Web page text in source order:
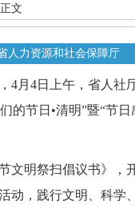
文
人力资源和社会保障厅
4日上午，省人社
的节日•清明”暨“节
明祭扫倡议书》，
动，践行文明、科学